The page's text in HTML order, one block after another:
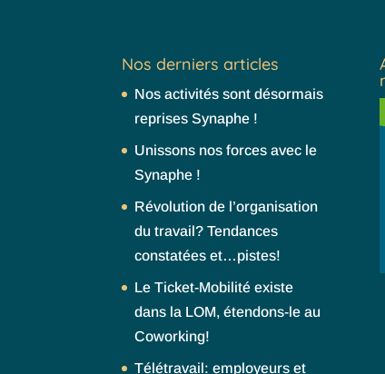
Nos derniers articles
Nos activités sont désormais
reprises Synaphe !
Unissons nos forces avec le
Synaphe !
Révolution de l’organisation
du travail? Tendances
constatées et…pistes!
Le Ticket-Mobilité existe
dans la LOM, étendons-le au
Coworking!
Télétravail: employeurs et